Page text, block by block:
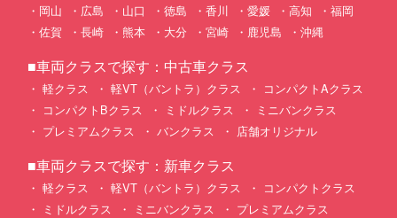
岡山
広島 山口 徳島 香川 愛媛 高知
福岡
佐賀
長崎 熊本 大分 宮崎 鹿児島 沖縄
■車両クラスで探す：中古車クラス
軽クラス 軽VT（バントラ）クラス
コンパクトAクラス
コンパクトBクラス
ミドルクラス
ミニバンクラス
プレミアムクラス
バンクラス 店舗オリジナル
■車両クラスで探す：新車クラス
軽クラス 軽VT（バントラ）クラス
コンパクトクラス
ミドルクラス
ミニバンクラス プレミアムクラス